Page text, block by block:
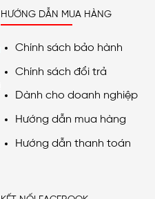
HƯỚNG DẪN MUA HÀNG
Chính sách bảo hành
Chính sách đổi trả
Dành cho doanh nghiệp
Hướng dẫn mua hàng
Hướng dẫn thanh toán